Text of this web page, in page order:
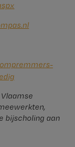
bijscholing aan